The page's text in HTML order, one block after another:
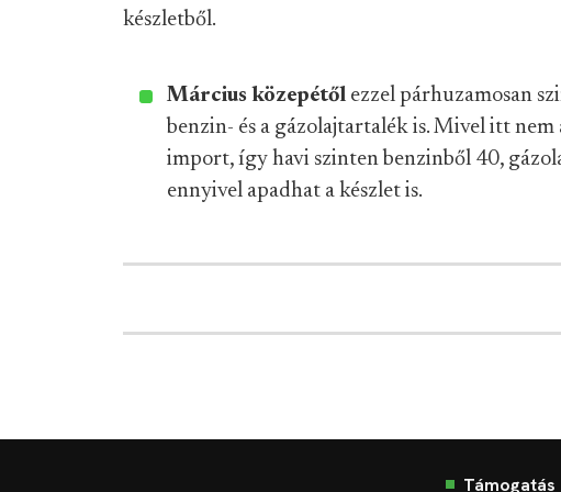
készletből.
Március közepétől ezzel párhuzamosan
benzin- és a gázolajtartalék is. Mivel itt nem
import, így havi szinten benzinből 40,
ennyivel apadhat a készlet is.
Támogatás